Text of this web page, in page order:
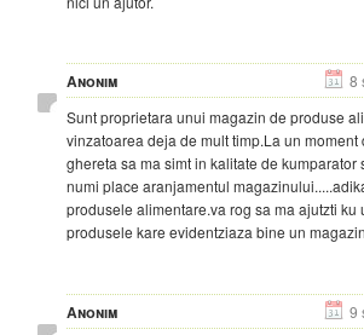
Anonim
8
Sunt proprietara unui magazin de produse
vinzatoarea deja de mult timp.La un moment
ghereta sa ma simt in kalitate de kumparator
numi place aranjamentul
produsele alimentare.va rog sa ma ajutzti ku
produsele kare evidentziaza bine un
Anonim
9